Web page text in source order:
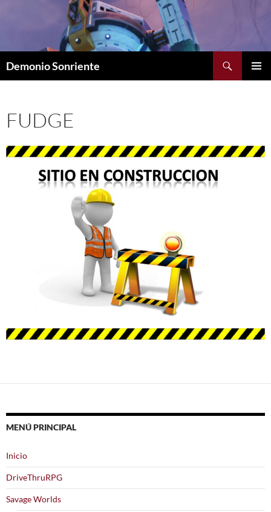
Demonio Sonriente
FUDGE
MENÚ PRINCIPAL
Inicio
DriveThruRPG
Savage Worlds